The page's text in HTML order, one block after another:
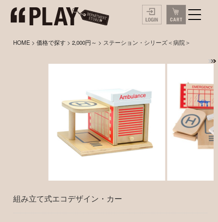
HOME >価格で探す >2,000円～ > ステーション・シリーズ＜病院＞
組み立て式エコデザイン・カー